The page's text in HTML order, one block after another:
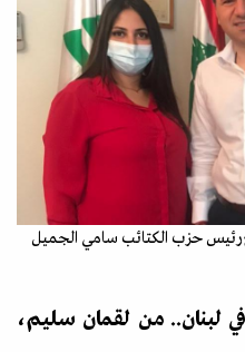
رئيس حزب الكتائب سامي الجميل
في لبنان.. من لقمان سليم،